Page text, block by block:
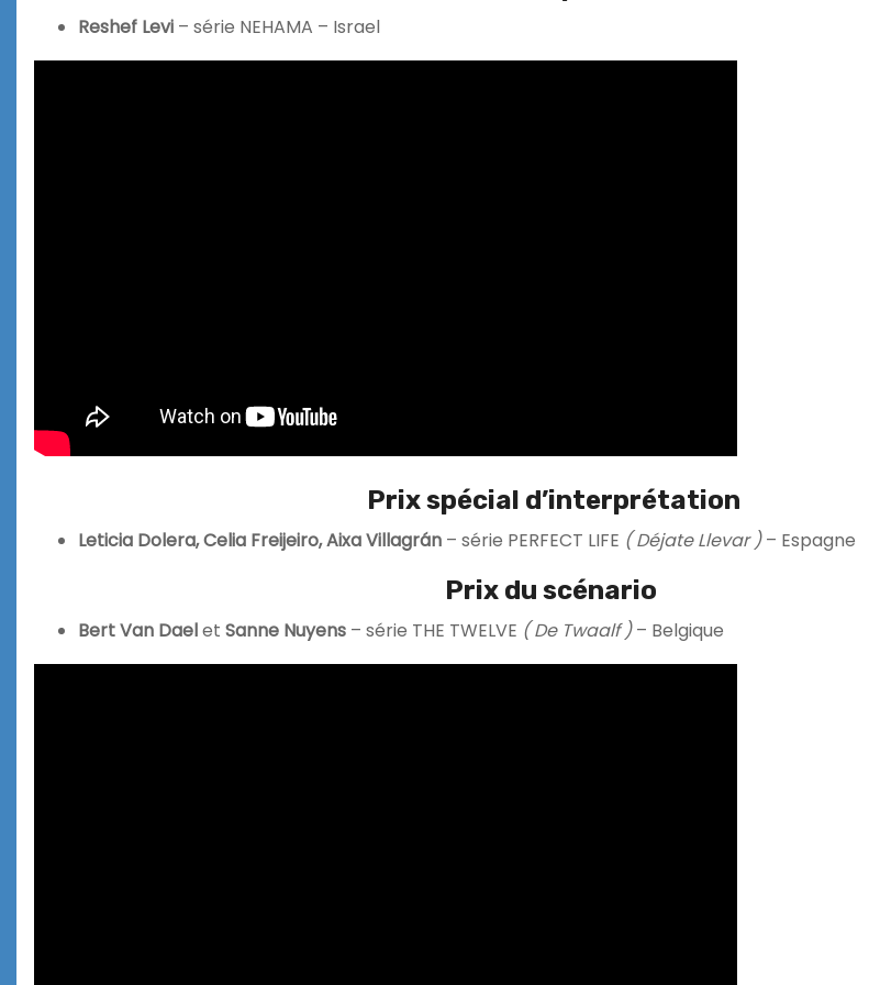
Reshef Levi – série NEHAMA – Israel
Prix spécial d’interprétation
Leticia Dolera, Celia Freijeiro, Aixa Villagrán – série PERFECT LIFE ( Déjate Llevar )– Espagne
Prix du scénario
Bert Van Daelet Sanne Nuyens – série THE TWELVE ( De Twaalf )– Belgique